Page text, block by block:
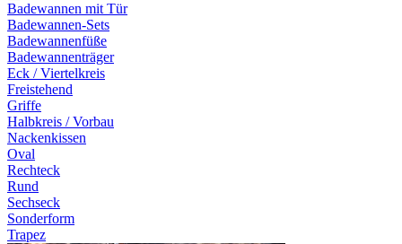
Badewannen mit Tür
Badewannen-Sets
Badewannenfüße
Badewannenträger
Eck / Viertelkreis
Freistehend
Griffe
Halbkreis / Vorbau
Nackenkissen
Oval
Rechteck
Rund
Sechseck
Sonderform
Trapez